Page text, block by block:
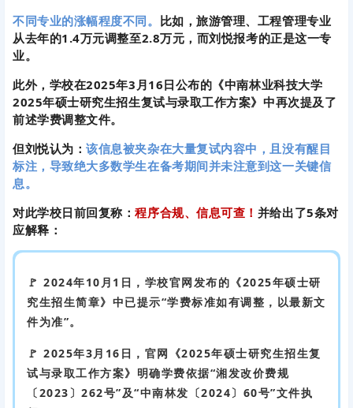
不同专业的涨幅程度不同。 比如，旅游管理、工程管理专业
从去年的1.4万元调整至2.8万元，而刘悦报考的正是这一专
业。
此外，学校在2025年3月16日公布的《中南林业科技大学
2025年硕士研究生招生复试与录取工作方案》中再次提及了
前述学费调整文件。
但刘悦认为：该信息被夹杂在大量复试内容中，且没有醒目
标注，导致绝大多数学生在备考期间并未注意到这一关键信
息。
对此学校日前回复称：程序合规、信息可查！ 并给出了5条对
应解释：
🚩 2024年10月1日，学校官网发布的《2025年硕士研
究生招生简章》中已提示“学费标准如有调整，以最新文
件为准”。
🚩 2025年3月16日，官网《2025年硕士研究生招生复
试与录取工作方案》明确学费依据“湘发改价费规
〔2023〕262号”及“中南林发〔2024〕60号”文件执